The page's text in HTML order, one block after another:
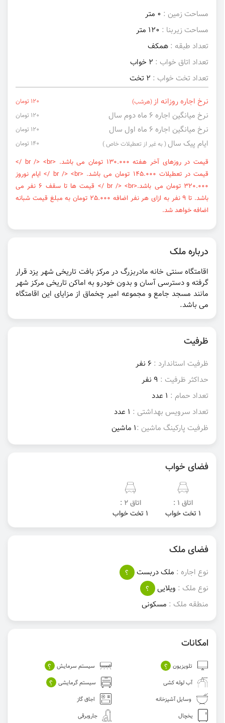
مساحت زمین : 0 متر
مساحت زیربنا : 120 متر
تعداد طبقه : همکف
تعداد اتاق خواب : 2 خواب
تعداد تخت خواب : 2 تخت
نرخ اجاره روزانه از (هرشب) 120 تومان
نرخ میانگین اجاره ۶ ماه دوم سال 120 تومان
نرخ میانگین اجاره ۶ ماه اول سال 120 تومان
ایام پیک سال ( به غیر از تعطیلات خاص ) 140 تومان
قیمت در روزهای آخر هفته 130.000 تومان می باشد. <br /> <br />
قیمت در تعطیلات 145.000 تومان می باشد. <br /> <br /> ایام نوروز
320.000 تومان می باشد.<br /> <br /> قیمت ها تا سقف 6 نفر می
باشد. تا 9 نفر به ازای هر نفر اضافه 25.000 تومان به مبلغ قیمت شبانه
اضافه خواهد شد.
درباره ملک
اقامتگاه سنتی خانه مادربزرگ در مرکز بافت تاریخی شهر یزد قرار
گرفته و دسترسی آسان و بدون خودرو به اماکن تاریخی مرکز شهر
مانند مسجد جامع و مجموعه امیر چخماق از مزایای این اقامتگاه
می باشد.
ظرفیت
ظرفیت استاندارد : 6 نفر
حداکثر ظرفیت : 9 نفر
تعداد حمام : 1 عدد
تعداد سرویس بهداشتی : 1 عدد
ظرفیت پارکینگ ماشین :1 ماشین
فضای خواب
اتاق 1 :
1 تخت خواب
اتاق 2 :
1 تخت خواب
فضای ملک
نوع اجاره : ملک دربست
؟
نوع ملک : ویلایی
؟
منطقه ملک : مسکونی
امکانات
تلویزیون ؟ سیستم سرمایش ؟
آب لوله کشی سیستم گرمایشی ؟
وسایل آشپزخانه
اجاق گاز
یخچال
جاروبرقی